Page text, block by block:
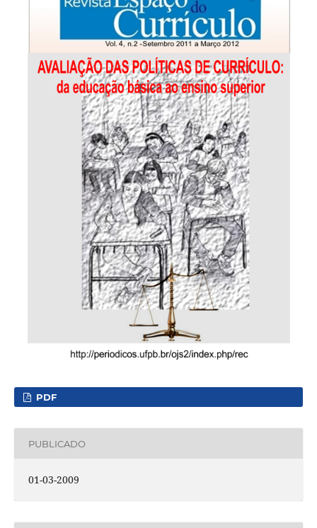
PDF
PUBLICADO
01-03-2009